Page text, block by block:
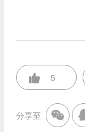
5
分享至